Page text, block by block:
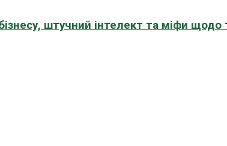
штучний інтелект та міфи щодо